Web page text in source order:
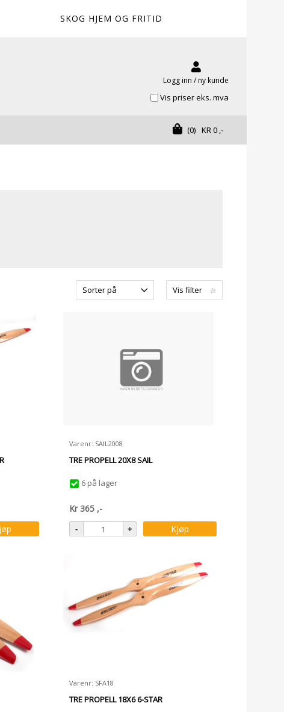
SKOG HJEM OG FRITID
Logg inn / ny kunde
Vis priser eks. mva
KR0,-
(0)
Vis filter
Sorter på
Varenr: SAIL2008
TRE PROPELL 20X8 SAIL
6 på lager
Kr365 ,-
Kjøp
Varenr: SFA18
TRE PROPELL 18X6 6-STAR